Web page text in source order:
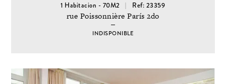
1 Habitacion - 70M2 Ref: 23359
rue Poissonnière París 2do
INDISPONIBLE